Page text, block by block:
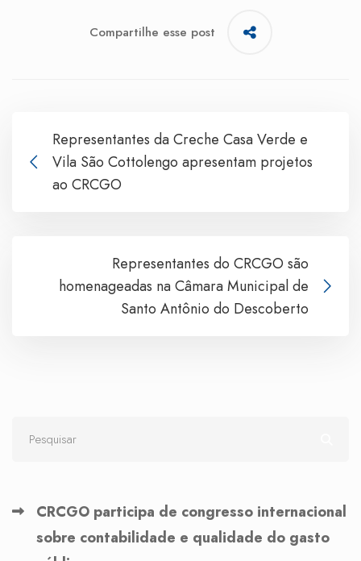
Compartilhe esse post
Representantes da Creche Casa Verde e
Vila São Cottolengo apresentam projetos
ao CRCGO
Representantes do CRCGO são
homenageadas na Câmara Municipal de
Santo Antônio do Descoberto
CRCGO participa de congresso internacional
sobre contabilidade e qualidade do gasto